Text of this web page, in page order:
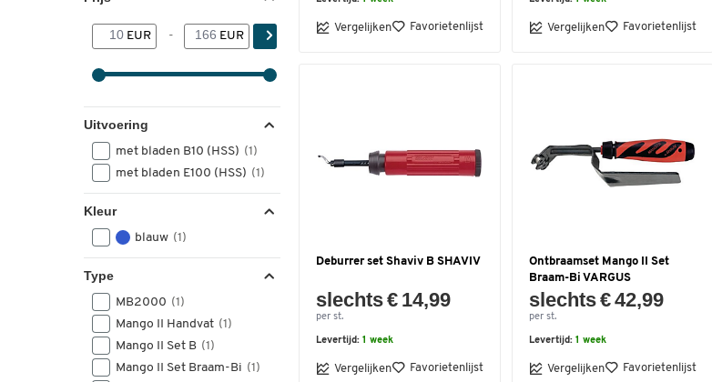
EUR - EUR
Uitvoering
met bladen B10 (HSS) (1)
met bladen E100 (HSS) (1)
Kleur
blauw (1)
Type
MB2000 (1)
Mango II Handvat (1)
Mango II Set B (1)
Mango II Set Braam-Bi (1)
Vergelijken Favorietenlijst Vergelijken Favorietenlijst
Deburrer set Shaviv B SHAVIV
slechts € 14,99
per st.
Levertijd: 1 week
Vergelijken Favorietenlijst
Ontbraamset Mango II Set
Braam-Bi VARGUS
slechts € 42,99
per st.
Levertijd: 1 week
Vergelijken Favorietenlijst